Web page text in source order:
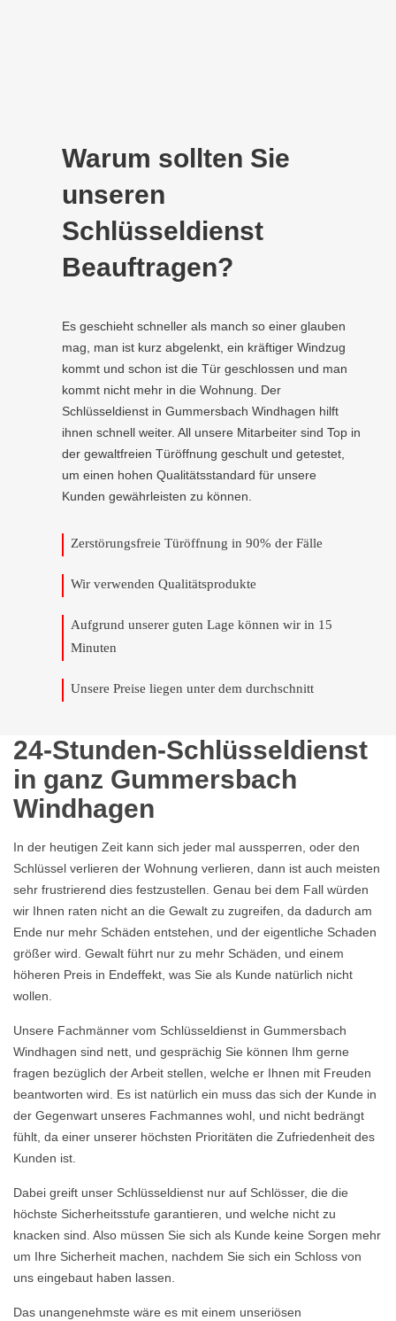
Warum sollten Sie
unseren
Schlüsseldienst
Beauftragen?
Es geschieht schneller als manch so einer glauben
mag, man ist kurz abgelenkt, ein kräftiger Windzug
kommt und schon ist die Tür geschlossen und man
kommt nicht mehr in die Wohnung. Der
Schlüsseldienst in Gummersbach Windhagen hilft
ihnen schnell weiter. All unsere Mitarbeiter sind Top in
der gewaltfreien Türöffnung geschult und getestet,
um einen hohen Qualitätsstandard für unsere
Kunden gewährleisten zu können.
Zerstörungsfreie Türöffnung in 90% der Fälle
Wir verwenden Qualitätsprodukte
Aufgrund unserer guten Lage können wir in 15
Minuten
Unsere Preise liegen unter dem durchschnitt
24-Stunden-Schlüsseldienst
in ganz Gummersbach
Windhagen
In der heutigen Zeit kann sich jeder mal aussperren, oder den
Schlüssel verlieren der Wohnung verlieren, dann ist auch meisten
sehr frustrierend dies festzustellen. Genau bei dem Fall würden
wir Ihnen raten nicht an die Gewalt zu zugreifen, da dadurch am
Ende nur mehr Schäden entstehen, und der eigentliche Schaden
größer wird. Gewalt führt nur zu mehr Schäden, und einem
höheren Preis in Endeffekt, was Sie als Kunde natürlich nicht
wollen.
Unsere Fachmänner vom Schlüsseldienst in Gummersbach
Windhagen sind nett, und gesprächig Sie können Ihm gerne
fragen bezüglich der Arbeit stellen, welche er Ihnen mit Freuden
beantworten wird. Es ist natürlich ein muss das sich der Kunde in
der Gegenwart unseres Fachmannes wohl, und nicht bedrängt
fühlt, da einer unserer höchsten Prioritäten die Zufriedenheit des
Kunden ist.
Dabei greift unser Schlüsseldienst nur auf Schlösser, die die
höchste Sicherheitsstufe garantieren, und welche nicht zu
knacken sind. Also müssen Sie sich als Kunde keine Sorgen mehr
um Ihre Sicherheit machen, nachdem Sie sich ein Schloss von
uns eingebaut haben lassen.
Das unangenehmste wäre es mit einem unseriösen